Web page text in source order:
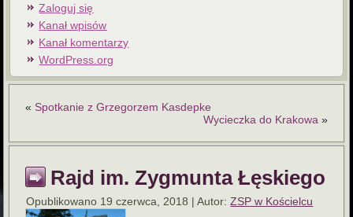
Zaloguj się
Kanał wpisów
Kanał komentarzy
WordPress.org
« Spotkanie z Grzegorzem Kasdepke
Wycieczka do Krakowa »
Rajd im. Zygmunta Łęskiego
Opublikowano 19 czerwca, 2018 |Autor: ZSP w Kościelcu